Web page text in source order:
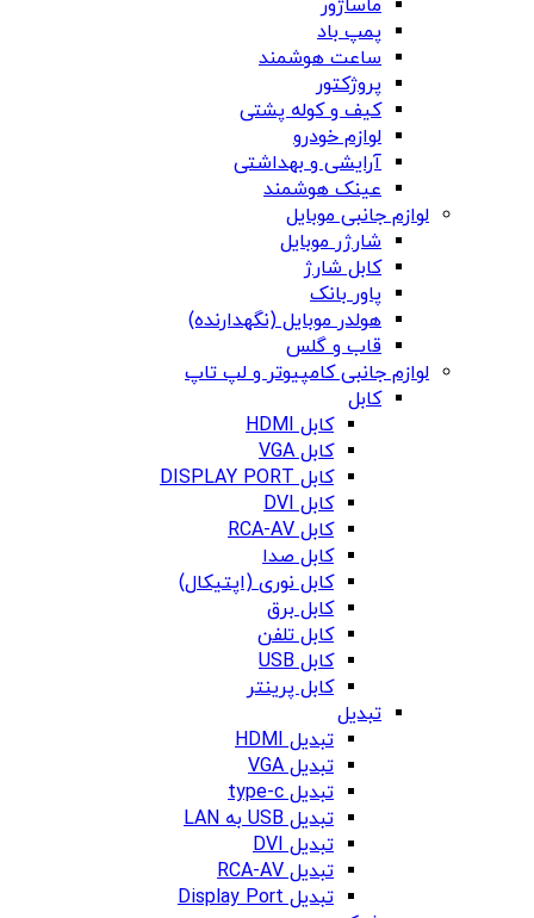
ماساژور
پمپ باد
ساعت هوشمند
پروژکتور
کیف و کوله پشتی
لوازم خودرو
آرایشی و بهداشتی
عینک هوشمند
لوازم جانبی موبایل
شارژر موبایل
کابل شارژ
پاور بانک
هولدر موبایل (نگهدارنده)
قاب و گلس
لوازم جانبی کامپیوتر و لپ تاپ
کابل
کابل HDMI
کابل VGA
کابل DISPLAY PORT
کابل DVI
کابل RCA-AV
کابل صدا
کابل نوری (اپتیکال)
کابل برق
کابل تلفن
کابل USB
کابل پرینتر
تبدیل
تبدیل HDMI
تبدیل VGA
تبدیل type-c
تبدیل USB به LAN
تبدیل DVI
تبدیل RCA-AV
تبدیل Display Port